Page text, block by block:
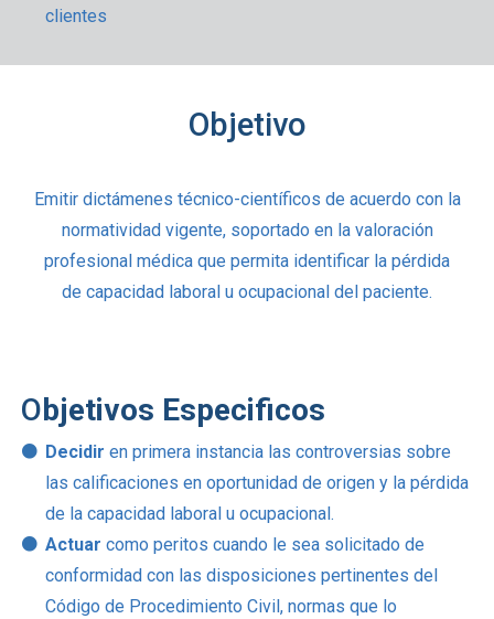
clientes
Objetivo
Emitir dictámenes técnico-científicos de acuerdo con la
normatividad vigente, soportado en la valoración
profesional médica que permita identificar la pérdida
de capacidad laboral u ocupacional del paciente.
Objetivos Especificos
Decidir en primera instancia las controversias sobre
las calificaciones en oportunidad de origen y la pérdida
de la capacidad laboral u ocupacional.
Actuar como peritos cuando le sea solicitado de
conformidad con las disposiciones pertinentes del
Código de Procedimiento Civil, normas que lo